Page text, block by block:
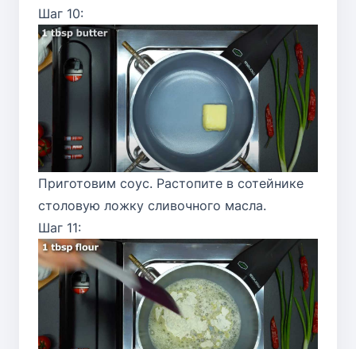
Шаг 10:
Приготовим соус. Растопите в сотейнике
столовую ложку сливочного масла.
Шаг 11: